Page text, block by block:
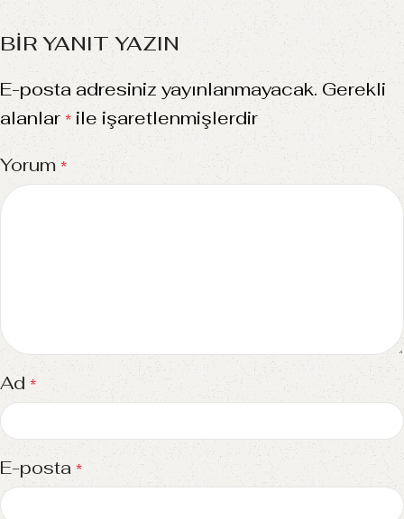
BIR YANIT YAZIN
E-posta adresiniz yayınlanmayacak. Gerekli
alanlar * ile işaretlenmişlerdir
Yorum *
Ad*
E-posta *